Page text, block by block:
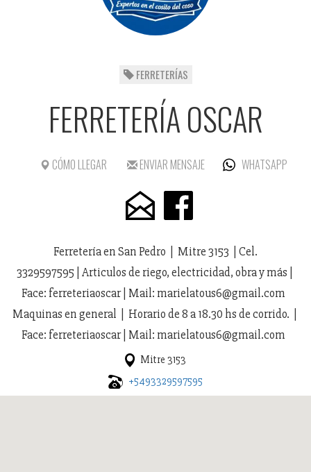
FERRETERÍAS
FERRETERÍA OSCAR
CÓMO LLEGAR ENVIAR MENSAJE WHATSAPP
Ferretería en San Pedro | Mitre 3153 | Cel.
3329597595 | Articulos de riego, electricidad, obra y más |
Face: ferreteriaoscar | Mail: marielatous6@gmail.com
Maquinas en general | Horario de 8 a 18.30 hs de corrido. |
Face: ferreteriaoscar | Mail: marielatous6@gmail.com
Mitre 3153
+5493329597595